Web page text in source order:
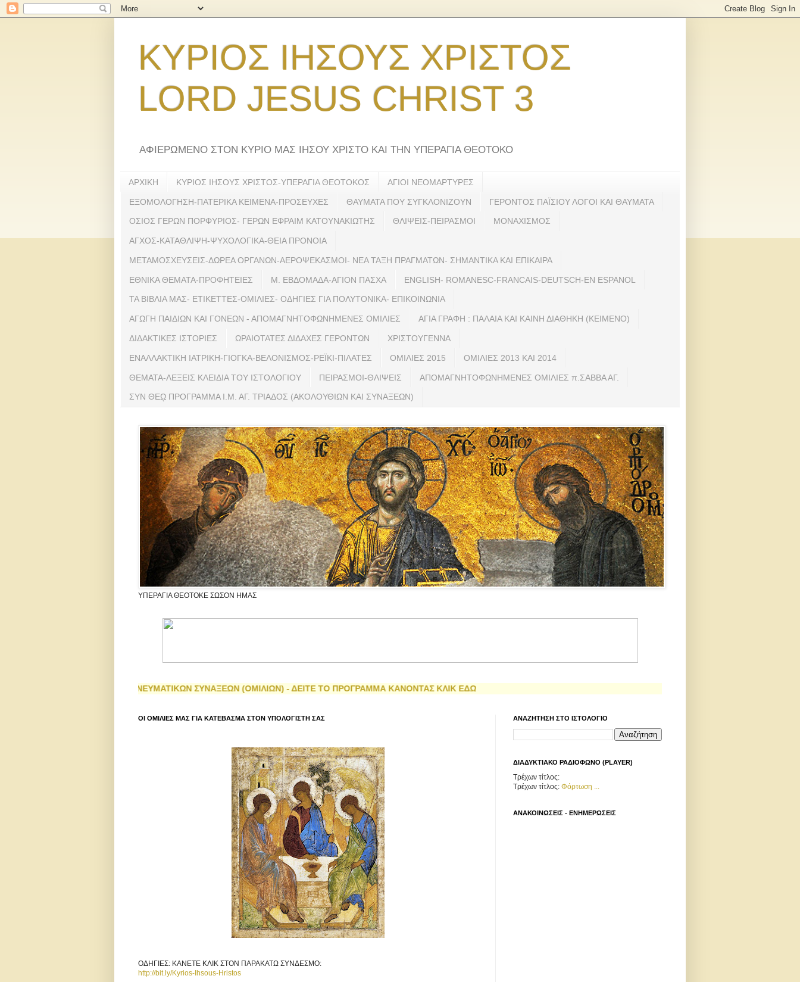
ΚΥΡΙΟΣ ΙΗΣΟΥΣ ΧΡΙΣΤΟΣ
LORD JESUS CHRIST 3
ΑΦΙΕΡΩΜΕΝΟ ΣΤΟΝ ΚΥΡΙΟ ΜΑΣ ΙΗΣΟΥ ΧΡΙΣΤΟ ΚΑΙ ΤΗΝ ΥΠΕΡΑΓΙΑ ΘΕΟΤΟΚΟ
ΑΡΧΙΚΗ ΚΥΡΙΟΣ ΙΗΣΟΥΣ ΧΡΙΣΤΟΣ-ΥΠΕΡΑΓΙΑ ΘΕΟΤΟΚΟΣ ΑΓΙΟΙ ΝΕΟΜΑΡΤΥΡΕΣ
ΕΞΟΜΟΛΟΓΗΣΗ-ΠΑΤΕΡΙΚΑ ΚΕΙΜΕΝΑ-ΠΡΟΣΕΥΧΕΣ ΘΑΥΜΑΤΑ ΠΟΥ ΣΥΓΚΛΟΝΙΖΟΥΝ ΓΕΡΟΝΤΟΣ ΠΑΪΣΙΟΥ ΛΟΓΟΙ ΚΑΙ ΘΑΥΜΑΤΑ
ΟΣΙΟΣ ΓΕΡΩΝ ΠΟΡΦΥΡΙΟΣ- ΓΕΡΩΝ ΕΦΡΑΙΜ ΚΑΤΟΥΝΑΚΙΩΤΗΣ ΘΛΙΨΕΙΣ-ΠΕΙΡΑΣΜΟΙ ΜΟΝΑΧΙΣΜΟΣ
ΑΓΧΟΣ-ΚΑΤΑΘΛΙΨΗ-ΨΥΧΟΛΟΓΙΚΑ-ΘΕΙΑ ΠΡΟΝΟΙΑ
ΜΕΤΑΜΟΣΧΕΥΣΕΙΣ-ΔΩΡΕΑ ΟΡΓΑΝΩΝ-ΑΕΡΟΨΕΚΑΣΜΟΙ- ΝΕΑ ΤΑΞΗ ΠΡΑΓΜΑΤΩΝ- ΣΗΜΑΝΤΙΚΑ ΚΑΙ ΕΠΙΚΑΙΡΑ
ΕΘΝΙΚΑ ΘΕΜΑΤΑ-ΠΡΟΦΗΤΕΙΕΣ Μ. ΕΒΔΟΜΑΔΑ-ΑΓΙΟΝ ΠΑΣΧΑ ENGLISH- ROMANESC-FRANCAIS-DEUTSCH-EN ESPANOL
ΤΑ ΒΙΒΛΙΑ ΜΑΣ- ΕΤΙΚΕΤΤΕΣ-ΟΜΙΛΙΕΣ- ΟΔΗΓΙΕΣ ΓΙΑ ΠΟΛΥΤΟΝΙΚΑ- ΕΠΙΚΟΙΝΩΝΙΑ
ΑΓΩΓΗ ΠΑΙΔΙΩΝ ΚΑΙ ΓΟΝΕΩΝ - ΑΠΟΜΑΓΝΗΤΟΦΩΝΗΜΕΝΕΣ ΟΜΙΛΙΕΣ ΑΓΙΑ ΓΡΑΦΗ : ΠΑΛΑΙΑ ΚΑΙ ΚΑΙΝΗ ΔΙΑΘΗΚΗ (ΚΕΙΜΕΝΟ)
ΔΙΔΑΚΤΙΚΕΣ ΙΣΤΟΡΙΕΣ ΩΡΑΙΟΤΑΤΕΣ ΔΙΔΑΧΕΣ ΓΕΡΟΝΤΩΝ ΧΡΙΣΤΟΥΓΕΝΝΑ
ΕΝΑΛΛΑΚΤΙΚΗ ΙΑΤΡΙΚΗ-ΓΙΟΓΚΑ-ΒΕΛΟΝΙΣΜΟΣ-ΡΕΪΚΙ-ΠΙΛΑΤΕΣ ΟΜΙΛΙΕΣ 2015 ΟΜΙΛΙΕΣ 2013 ΚΑΙ 2014
ΘΕΜΑΤΑ-ΛΕΞΕΙΣ ΚΛΕΙΔΙΑ ΤΟΥ ΙΣΤΟΛΟΓΙΟΥ ΠΕΙΡΑΣΜΟΙ-ΘΛΙΨΕΙΣ ΑΠΟΜΑΓΝΗΤΟΦΩΝΗΜΕΝΕΣ ΟΜΙΛΙΕΣ π.ΣΑΒΒΑ ΑΓ.
ΣΥΝ ΘΕῼ ΠΡΟΓΡΑΜΜΑ Ι.Μ. ΑΓ. ΤΡΙΑΔΟΣ (ΑΚΟΛΟΥΘΙΩΝ ΚΑΙ ΣΥΝΑΞΕΩΝ)
ΥΠΕΡΑΓΙΑ ΘΕΟΤΟΚΕ ΣΩΣΟΝ ΗΜΑΣ
ΚΑΙ ΠΝΕΥΜΑΤΙΚΩΝ ΣΥΝΑΞΕΩΝ (ΟΜΙΛΙΩΝ) - ΔΕΙΤΕ ΤΟ ΠΡΟΓΡΑΜΜΑ ΚΑΝΟΝΤΑΣ ΚΛΙΚ ΕΔΩ
ΟΙ ΟΜΙΛΙΕΣ ΜΑΣ ΓΙΑ ΚΑΤΕΒΑΣΜΑ ΣΤΟΝ ΥΠΟΛΟΓΙΣΤΗ ΣΑΣ
ΟΔΗΓΙΕΣ: ΚΑΝΕΤΕ ΚΛΙΚ ΣΤΟΝ ΠΑΡΑΚΑΤΩ ΣΥΝΔΕΣΜΟ:
http://bit.ly/Kyrios-Ihsous-Hristos
ΑΝΑΖΗΤΗΣΗ ΣΤΟ ΙΣΤΟΛΟΓΙΟ
ΔΙΑΔΥΚΤΙΑΚΟ ΡΑΔΙΟΦΩΝΟ (PLAYER)
Τρέχων τίτλος:
Τρέχων τίτλος: Φόρτωση ...
ΑΝΑΚΟΙΝΩΣΕΙΣ - ΕΝΗΜΕΡΩΣΕΙΣ